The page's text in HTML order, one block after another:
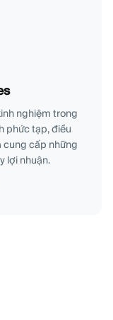
nghiệm trong
phức tạp, điều
cung cấp những
lợi nhuận.